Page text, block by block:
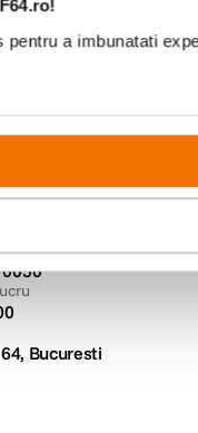
pentru a imbunatati
Urmareste-ne
Bucuresti